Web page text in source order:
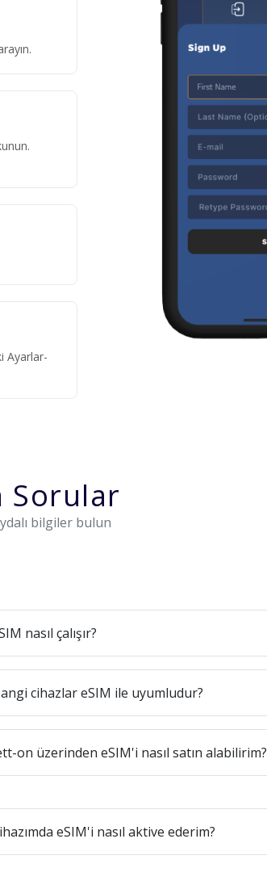
Ayarlar-
Sorular
bilgiler bulun
nasıl çalışır?
cihazlar eSIM ile uyumludur?
on üzerinden eSIM'i nasıl satın alabilirim?
eSIM'i nasıl aktive ederim?